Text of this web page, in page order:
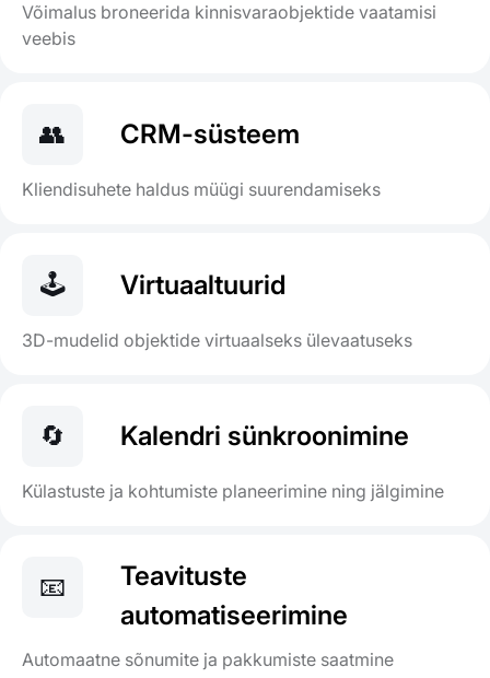
Võimalus broneerida kinnisvaraobjektide vaatamisi
veebis
👥 CRM-süsteem
Kliendisuhete haldus müügi suurendamiseks
🕹️ Virtuaaltuurid
3D-mudelid objektide virtuaalseks ülevaatuseks
🔄 Kalendri sünkroonimine
Külastuste ja kohtumiste planeerimine ning jälgimine
📧
Teavituste
automatiseerimine
Automaatne sõnumite ja pakkumiste saatmine